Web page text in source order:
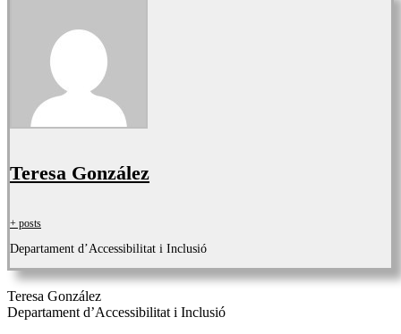
Teresa González
+ posts
Departament d’Accessibilitat i Inclusió
Teresa González
Departament d’Accessibilitat i Inclusió